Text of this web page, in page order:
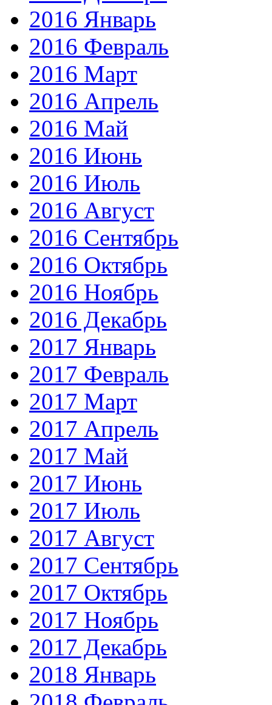
2016 Январь
2016 Февраль
2016 Март
2016 Апрель
2016 Май
2016 Июнь
2016 Июль
2016 Август
2016 Сентябрь
2016 Октябрь
2016 Ноябрь
2016 Декабрь
2017 Январь
2017 Февраль
2017 Март
2017 Апрель
2017 Май
2017 Июнь
2017 Июль
2017 Август
2017 Сентябрь
2017 Октябрь
2017 Ноябрь
2017 Декабрь
2018 Январь